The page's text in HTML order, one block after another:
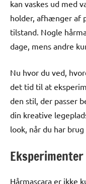
kan vaskes ud med
holder, afhænger af
tilstand. Nogle
dage, mens andre
Nu hvor du ved,
det tid til at
den stil, der passer
din kreative
look, når du har
Hårmascara er ikke